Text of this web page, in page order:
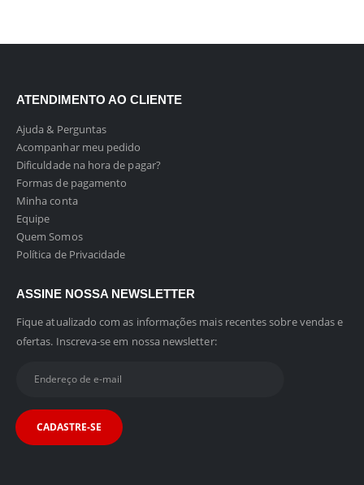
ATENDIMENTO AO CLIENTE
Ajuda & Perguntas
Acompanhar meu pedido
Dificuldade na hora de pagar?
Formas de pagamento
Minha conta
Equipe
Quem Somos
Política de Privacidade
ASSINE NOSSA NEWSLETTER
Fique atualizado com as informações mais recentes sobre vendas e
ofertas. Inscreva-se em nossa newsletter: